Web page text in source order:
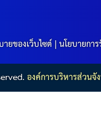
ยของเว็บไซต์|นโยบายกา
องค์การบริหารส่วน